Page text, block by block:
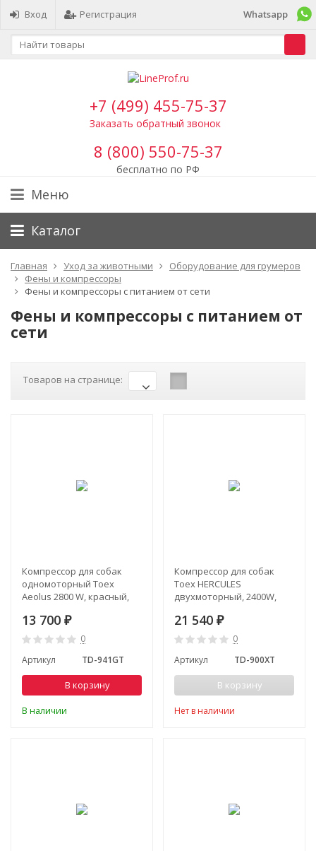
Вход Регистрация Whatsapp
+7 (499) 455-75-37
Заказать обратный звонок
8 (800) 550-75-37
бесплатно по РФ
Меню
Каталог
Главная Уход за животными
Оборудование для грумеров
Фены и компрессоры
Фены и компрессоры с питанием от сети
Фены и компрессоры с питанием от
сети
Товаров на странице:
Компрессор для собак
одномоторный Toex
Aeolus 2800 W, красный,
13 700 ₽
0
Артикул
TD-941GT
В корзину
В наличии
Компрессор для собак
Toex HERCULES
двухмоторный, 2400W,
21 540 ₽
0
Артикул
TD-900XT
В корзину
Нет в наличии